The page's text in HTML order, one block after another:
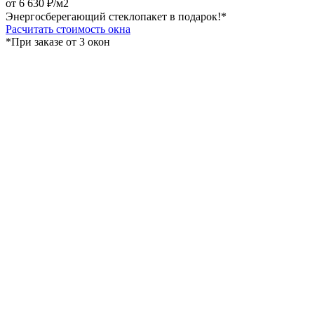
от 6 630 ₽/м2
Энергосберегающий стеклопакет в подарок!*
Расчитать стоимость окна
*При заказе от 3 окон